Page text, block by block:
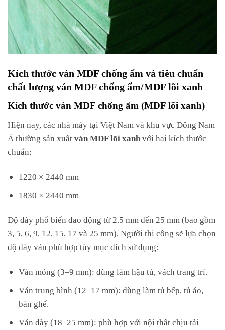
Kích thước ván MDF chống ẩm và tiêu chuẩn
chất lượng ván MDF chống ẩm/MDF lõi xanh
Kích thước ván MDF chống ẩm (MDF lõi xanh)
Hiện nay, các nhà máy tại Việt Nam và khu vực Đông Nam
Á thường sản xuất ván MDF lõi xanh với hai kích thước
chuẩn:
1220 × 2440 mm
1830 × 2440 mm
Độ dày phổ biến dao động từ 2.5 mm đến 25 mm (bao gồm
3, 5, 6, 9, 12, 15, 17 và 25 mm). Người thi công sẽ lựa chọn
độ dày ván phù hợp tùy mục đích sử dụng:
Ván mỏng (3–9 mm): dùng làm hậu tủ, vách trang trí.
Ván trung bình (12–17 mm): dùng làm tủ bếp, tủ áo,
bàn ghế.
Ván dày (18–25 mm): phù hợp với nội thất chịu tải